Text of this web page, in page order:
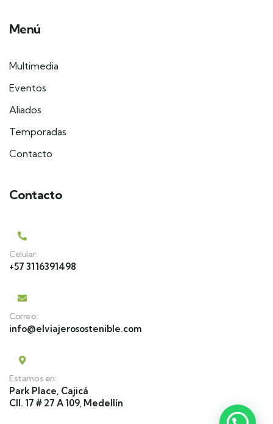
Menú
Multimedia
Eventos
Aliados
Temporadas
Contacto
Contacto
Celular:
+57 3116391498
Correo:
info@elviajerosostenible.com
Estamos en:
Park Place, Cajicá
Cll. 17 # 27 A 109, Medellín